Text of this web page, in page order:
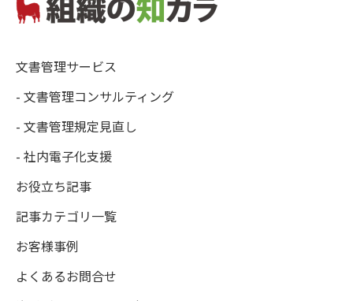
文書管理サービス
- 文書管理コンサルティング
- 文書管理規定見直し
- 社内電子化支援
お役立ち記事
記事カテゴリ一覧
お客様事例
よくあるお問合せ